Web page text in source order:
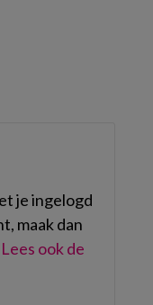
je ingelogd
maak dan
Lees ook de